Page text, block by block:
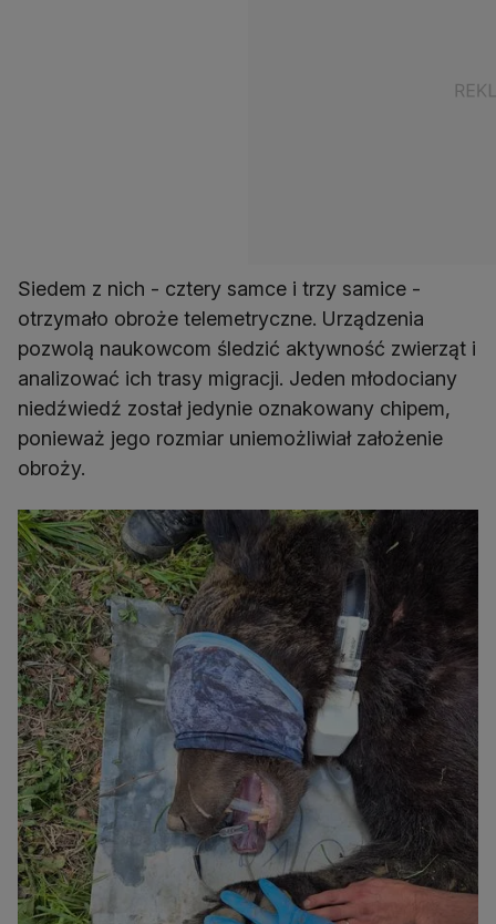
Siedem z nich - cztery samce i trzy samice -
otrzymało obroże telemetryczne. Urządzenia
pozwolą naukowcom śledzić aktywność zwierząt i
analizować ich trasy migracji. Jeden młodociany
niedźwiedź został jedynie oznakowany chipem,
ponieważ jego rozmiar uniemożliwiał założenie
obroży.